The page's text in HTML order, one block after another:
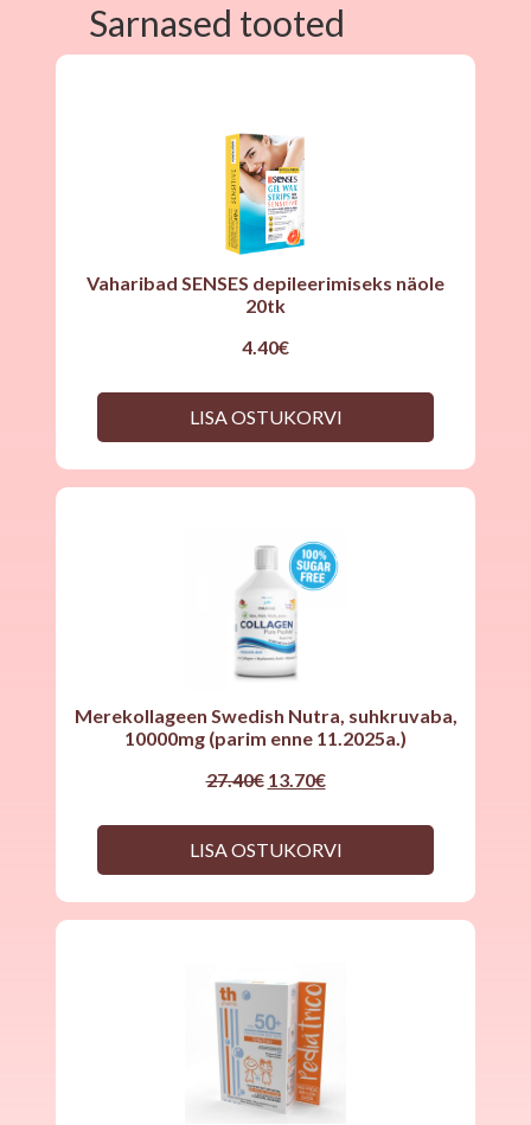
Sarnased tooted
Vaharibad SENSES depileerimiseks näole
20tk
4.40€
LISA OSTUKORVI
Merekollageen Swedish Nutra, suhkruvaba,
10000mg (parim enne 11.2025a.)
27.40€ Original
27.40€.
13.70€Current
13.70€.
LISA OSTUKORVI